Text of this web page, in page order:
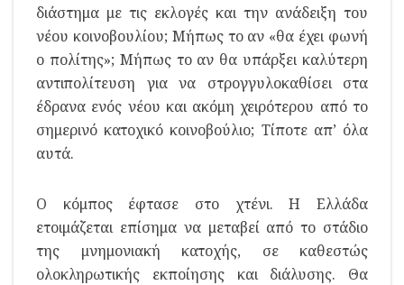
διάστημα με τις εκλογές και την ανάδειξη του
νέου κοινοβουλίου; Μήπως το αν «θα έχει φωνή
ο πολίτης»; Μήπως το αν θα υπάρξει καλύτερη
αντιπολίτευση για να στρογγυλοκαθίσει στα
έδρανα ενός νέου και ακόμη χειρότερου από το
σημερινό κατοχικό κοινοβούλιο; Τίποτε απ’ όλα
αυτά.
Ο κόμπος έφτασε στο χτένι. Η Ελλάδα
ετοιμάζεται επίσημα να μεταβεί από το στάδιο
της μνημονιακή κατοχής, σε καθεστώς
ολοκληρωτικής εκποίησης και διάλυσης. Θα